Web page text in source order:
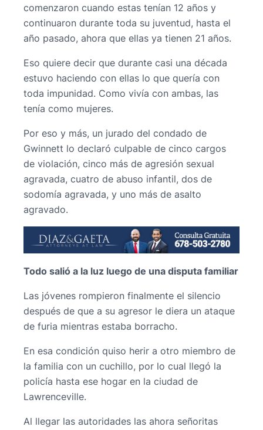
comenzaron cuando estas tenían 12 años y
continuaron durante toda su juventud, hasta el
año pasado, ahora que ellas ya tienen 21 años.
Eso quiere decir que durante casi una década
estuvo haciendo con ellas lo que quería con
toda impunidad. Como vivía con ambas, las
tenía como mujeres.
Por eso y más, un jurado del condado de
Gwinnett lo declaró culpable de cinco cargos
de violación, cinco más de agresión sexual
agravada, cuatro de abuso infantil, dos de
sodomía agravada, y uno más de asalto
agravado.
Todo salió a la luz luego de una disputa familiar
Las jóvenes rompieron finalmente el silencio
después de que a su agresor le diera un ataque
de furia mientras estaba borracho.
En esa condición quiso herir a otro miembro de
la familia con un cuchillo, por lo cual llegó la
policía hasta ese hogar en la ciudad de
Lawrenceville.
Al llegar las autoridades las ahora señoritas